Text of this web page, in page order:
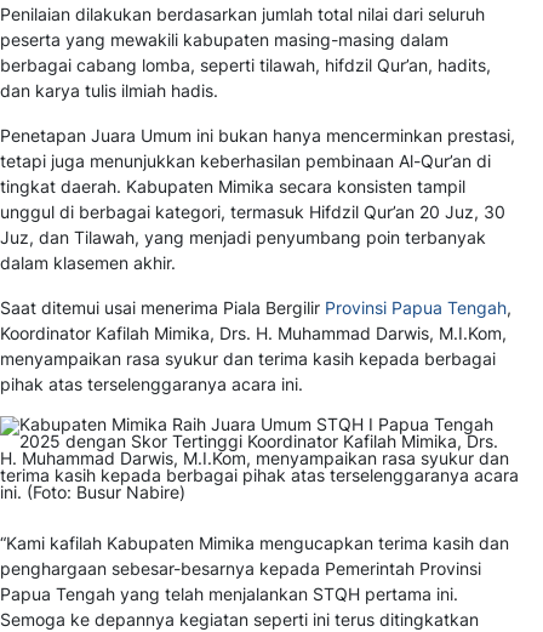
Penilaian dilakukan berdasarkan jumlah total nilai dari seluruh
peserta yang mewakili kabupaten masing-masing dalam
berbagai cabang lomba, seperti tilawah, hifdzil Qur’an, hadits,
dan karya tulis ilmiah hadis.
Penetapan Juara Umum ini bukan hanya mencerminkan prestasi,
tetapi juga menunjukkan keberhasilan pembinaan Al-Qur’an di
tingkat daerah. Kabupaten Mimika secara konsisten tampil
unggul di berbagai kategori, termasuk Hifdzil Qur’an 20 Juz, 30
Juz, dan Tilawah, yang menjadi penyumbang poin terbanyak
dalam klasemen akhir.
Saat ditemui usai menerima Piala Bergilir Provinsi Papua Tengah,
Koordinator Kafilah Mimika, Drs. H. Muhammad Darwis, M.I.Kom,
menyampaikan rasa syukur dan terima kasih kepada berbagai
pihak atas terselenggaranya acara ini.
“Kami kafilah Kabupaten Mimika mengucapkan terima kasih dan
penghargaan sebesar-besarnya kepada Pemerintah Provinsi
Papua Tengah yang telah menjalankan STQH pertama ini.
Semoga ke depannya kegiatan seperti ini terus ditingkatkan